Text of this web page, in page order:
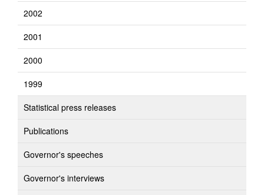
2002
2001
2000
1999
Statistical press releases
Publications
Governor's speeches
Governor's interviews